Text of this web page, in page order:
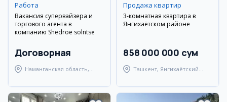
Работа
Вакансия супервайзера и
торгового агента в
компанию Shedroe solntse
Договорная
Наманганская область,
Продажа квартир
3-комнатная квартира в
Янгихаётском районе
858 000 000 сум
Ташкент, Янгихаётский